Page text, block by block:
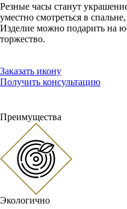
Резные часы станут
уместно смотреться в
Изделие можно подарить на
торжество.
Заказать икону
Получить консультацию
Преимущества
Экологично